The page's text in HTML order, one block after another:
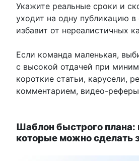
Укажите реальные сроки и
уходит на одну публикацию
избавит от нереалистичных
Если команда маленькая,
с высокой отдачей при
короткие статьи, карусели,
комментарием, видео-
Шаблон быстрого плана:
которые можно сделать